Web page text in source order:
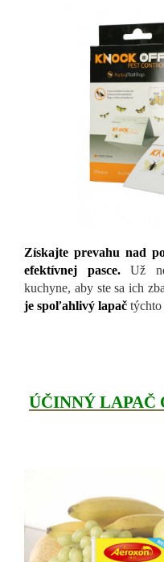
Získajte prevahu nad
efektívnej pasce. Už
kuchyne, aby ste sa ich
je spoľahlivý lapač týchto
ÚČINNÝ LAPAČ